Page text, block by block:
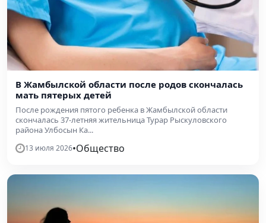
В Жамбылской области после родов скончалась
мать пятерых детей
После рождения пятого ребенка в Жамбылской области
скончалась 37-летняя жительница Турар Рыскуловского
района Улбосын Ка...
13 июля 2026•Общество